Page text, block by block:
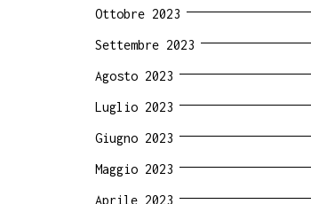
Ottobre 2023
Settembre 2023
Agosto 2023
Luglio 2023
Giugno 2023
Maggio 2023
Aprile 2023